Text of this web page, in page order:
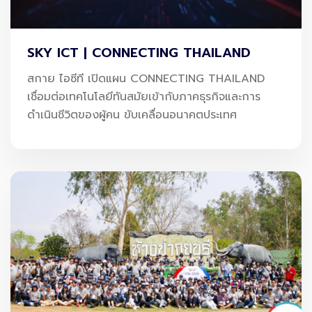
ดึงดูดสายการบินให้เพิ่มเส้นทางการบินมากขึ้น
เบื้องหลังความลื่นไหลของสนามบิน
(Smart Flow & Lean Operations)
เบื้องหลังสนามบินที่มีประสิทธิภาพ คือการบริหารจัดการที่ขับ
เคลื่อนด้วยข้อมูล (Data-Driven Operations) โดยเฉพาะ
แนวคิด Smart Flow และ Lean Operations เข้ามาช่วย
ลดความแออัดในทุกกระบวนการ
เพิ่มความปลอดภัย
และลดเวลาในการปฏิบัติการ
SKY ICT | CONNECTING THAILAND
สกาย ไอซีที เปิดแผน CONNECTING THAILAND
เชื่อมต่อเทคโนโลยีทันสมัยเข้ากับภาคธุรกิจและการ
ดำเนินชีวิตของผู้คน ขับเคลื่อนอนาคตประเทศ